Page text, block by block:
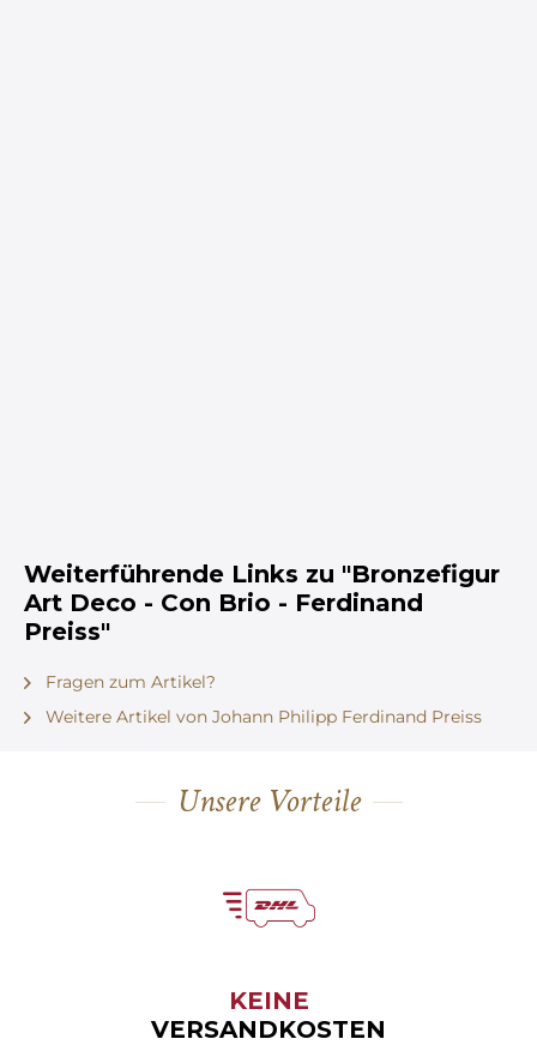
Weiterführende Links zu "Bronzefigur
Art Deco - Con Brio - Ferdinand
Preiss"
Fragen zum Artikel?
Weitere Artikel von Johann Philipp Ferdinand Preiss
Unsere Vorteile
KEINE
VERSANDKOSTEN